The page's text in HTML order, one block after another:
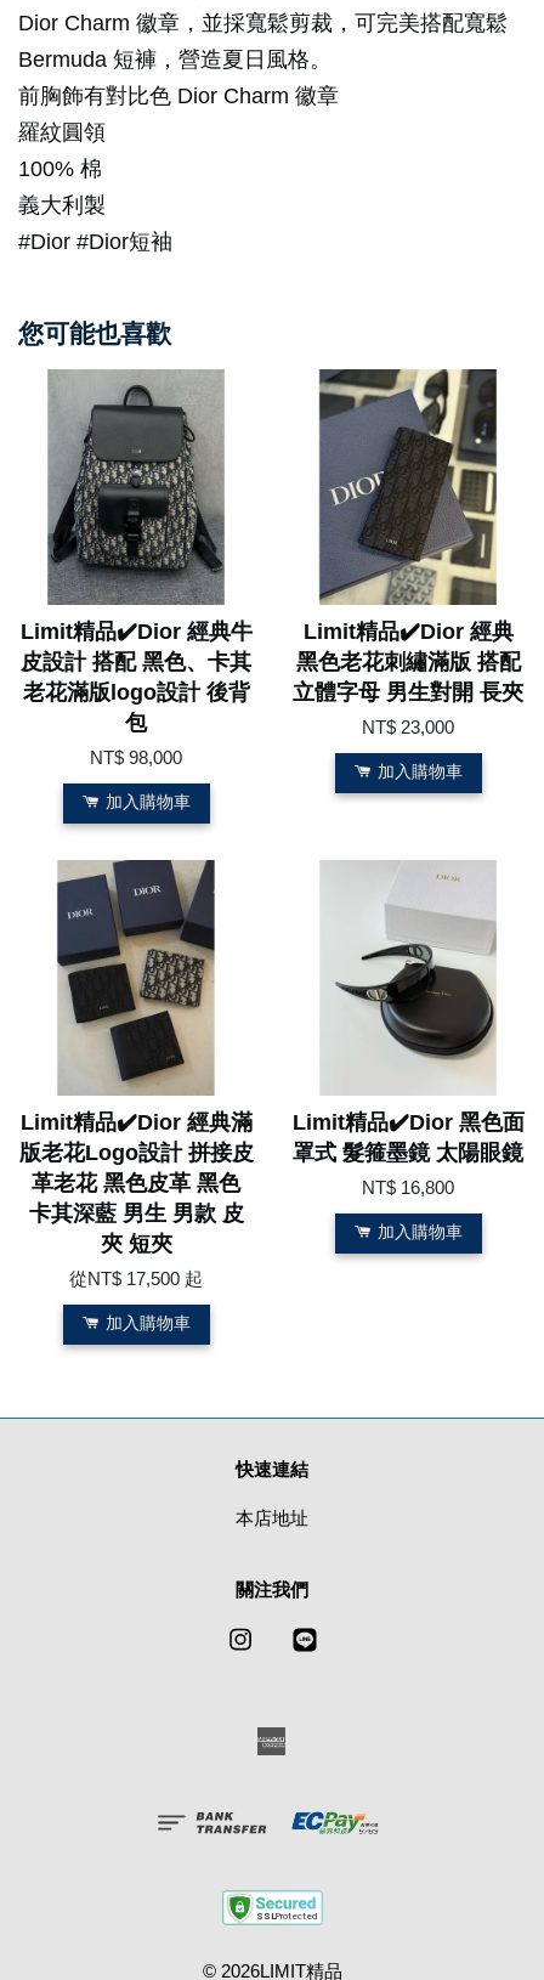
Dior Charm 徽章，並採寬鬆剪裁，可完美搭配寬鬆
Bermuda 短褲，營造夏日風格。
前胸飾有對比色 Dior Charm 徽章
羅紋圓領
100% 棉
義大利製
#Dior #Dior短袖
您可能也喜歡
Limit精品✔️Dior 經典牛
皮設計 搭配 黑色、卡其
老花滿版logo設計 後背
包
NT$ 98,000
加入購物車
Limit精品✔️Dior 經典
黑色老花刺繡滿版 搭配
立體字母 男生對開 長夾
NT$ 23,000
加入購物車
Limit精品✔️Dior 經典滿
版老花Logo設計 拼接皮
革老花 黑色皮革 黑色
卡其深藍 男生 男款 皮
夾 短夾
從NT$ 17,500 起
加入購物車
Limit精品✔️Dior 黑色面
罩式 髮箍墨鏡 太陽眼鏡
NT$ 16,800
加入購物車
快速連結
本店地址
關注我們
Instagram
© 2026LIMIT精品